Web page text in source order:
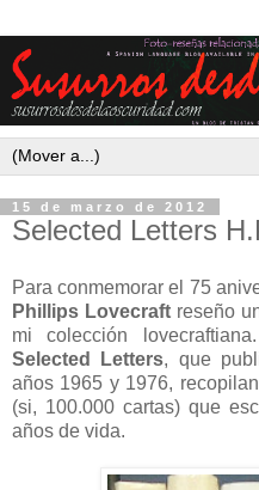
15 de marzo de 2012
Selected Letters
Para conmemorar el 75
Phillips Lovecraftreseño
mi colección
Selected Letters, que
años 1965 y 1976,
(si, 100.000 cartas) que
años de vida.